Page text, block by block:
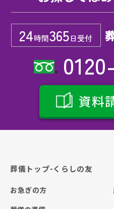
24時間365日受付
資料
葬儀トップ-くらしの友
お急ぎの方